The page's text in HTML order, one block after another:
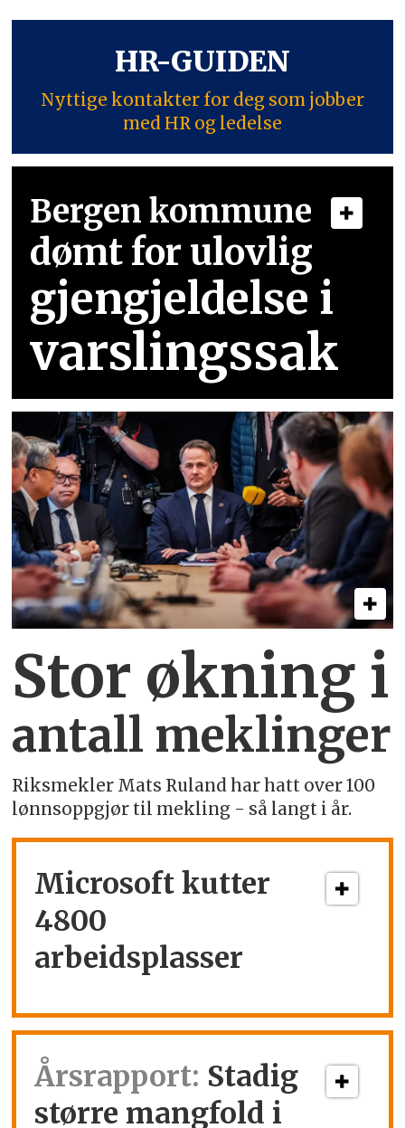
HR-GUIDEN
Nyttige kontakter for deg som jobber
med HR og ledelse
Bergen kommune
dømt for ulovlig
gjengjeldelse i
varslingssak
Stor økning i
antall meklinger
Riksmekler Mats Ruland har hatt over 100
lønnsoppgjør til mekling - så langt i år.
Microsoft kutter
4800
arbeidsplasser
Årsrapport: Stadig
større mangfold i